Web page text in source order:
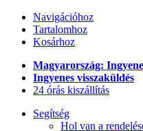
Navigációhoz
Tartalomhoz
Kosárhoz
Magyarország:
Ingyenes visszaküldés
24 órás kiszállítás
Segítség
Hol van a